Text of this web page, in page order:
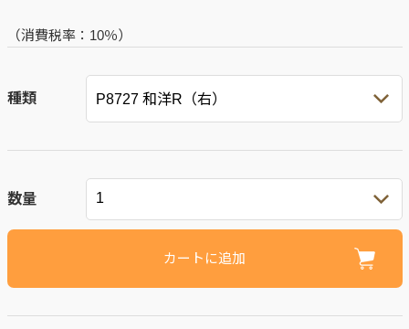
（消費税率： 10％）
種類
数量
カートに追加